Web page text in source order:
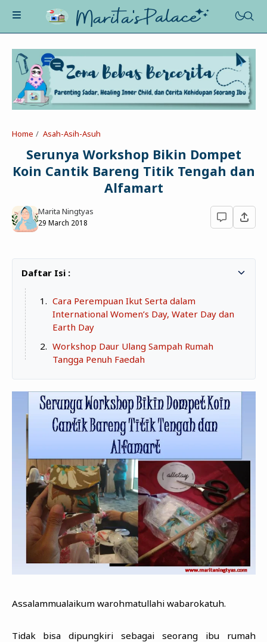
About Me
Contact
Life Motivation
Book Review
Celotehku
Poe-Fict
Health
Jalan&Jajan
Soal Uang
Sudut Rumah
Blog&Write
Parenting
Zona Curcol
Ngobrolin Film
Home Asah-Asih-Asuh
Serunya Workshop Bikin Dompet
Koin Cantik Bareng Titik Tengah dan
Alfamart
Marita Ningtyas
29 March 2018
Cara Perempuan Ikut Serta dalam
International Women’s Day, Water Day dan
Earth Day
Workshop Daur Ulang Sampah Rumah
Tangga Penuh Faedah
Assalammualaikum warohmatullahi wabarokatuh.
Tidak bisa dipungkiri sebagai seorang ibu rumah